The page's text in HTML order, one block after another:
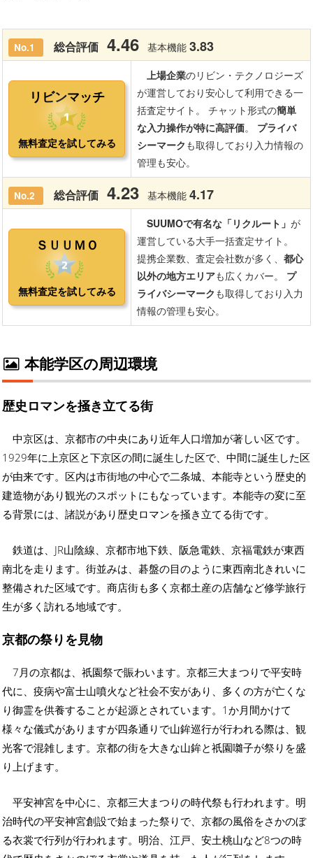
本能学区の周辺環境
歴史ロマンを掻き立てる街
中京区は、京都市の中央にあり近年人口増加が著しい区です。
1929年に上京区と下京区の間に誕生した区で、中間に誕生した区
が由来です。区内は市街地の中心で二条城、本能寺という歴史的
建造物があり観光のスポットにもなっています。本能寺の変に至
る背景には、諸説があり歴史ロマンを掻き立てる街です。
鉄道は、JR山陰線、京都市地下鉄、阪急電鉄、京福電鉄が東西
南北を走ります。街並みは、碁盤の目のように東西南北きれいに
整備された区域です。商店街も多く京都土産の店舗など修学旅行
生が多く訪れる地域です。
京都の祭りを見物
7月の京都は、祇園祭で賑わいます。京都三大まつりで平安時
代に、疫病や富士山噴火など社会不安があり、多くの方が亡くな
り御霊を供養することが起源とされています。1か月間かけて
様々な儀式がありますが四条通りで山鉾巡行が行われる際は、観
光客で混雑します。京都の街を大きな山鉾と祇園囃子が祭りを盛
り上げます。
平安神宮を中心に、京都三大まつりの時代祭も行われます。明
治時代の平安神宮創設で始まった祭りで、京都の風俗をさかのぼ
る衣裳で行列が行われます。明治、江戸、安土桃山など8つの時